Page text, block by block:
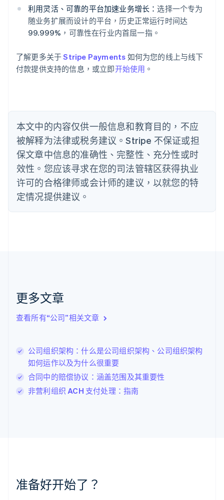
利用灵活、可靠的平台加速业务增长：选择一个专为
随业务扩展而设计的平台，历史正常运行时间达
99.999%，可靠性在行业内首屈一指。
了解更多关于Stripe Payments 如何为您的线上与线下
付款提供支持的信息，或立即开始使用 。
本文中的内容仅供一般信息和教育目的，不应
被解释为法律或税务建议。Stripe 不保证或担
保文章中信息的准确性、完整性、充分性或时
效性。您应该寻求在您的司法管辖区获得执业
许可的合格律师或会计师的建议，以就您的特
定情况提供建议。
更多文章
查看所有“公司”相关文章
公司组织架构：什么是公司组织架构、公司组织架构
如何运作以及为什么很重要
合同中的赔偿协议：涵盖范围及其重要性
非营利组织 ACH 支付处理：指南
准备好开始了？
English
奥地利
Deutsch English
澳大利亚
巴西
PortuguêsEnglish
English
丹麦
English
德国
DeutschEnglish
法国
FrançaisEnglish
芬兰
EnglishSvenska
English Italiano
拉脱维亚
立陶宛
DeutschEnglish
卢森堡
罗马尼亚
English
挪威